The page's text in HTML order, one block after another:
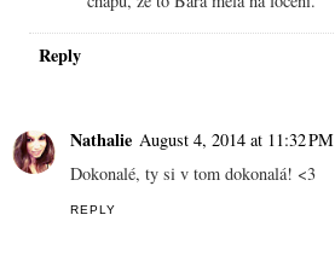
Reply
Nathalie August 4, 2014 at 11:32 PM
Dokonalé, ty si v tom dokonalá! <3
REPLY